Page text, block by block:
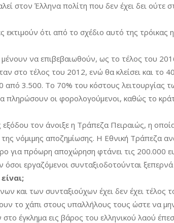
στον Έλληνα πολίτη που δεν έχει δει ούτε
εκτιμούν ότι από το σχέδιο αυτό της τρόικας
να επιβεβαιωθούν, ως το τέλος του
στο τέλος του 2012, ενώ θα κλείσει και το
από 3.500. Το 70% του κόστους λειτουργίας
οι φορολογούμενοι, καθώς το
τον άνοιξε η Τράπεζα Πειραιώς, η
νόμιμης αποζημίωσης. Η Εθνική Τράπεζα
για πρόωρη αποχώρηση φτάνει τις 200.000
εργαζόμενοι συνταξιοδοτούνται
και των συνταξιούχων έχει δεν έχει τέλος
το χάπι στους υπαλλήλους τους ώστε να
έγκλημα εις βάρος του ελληνικού λαού